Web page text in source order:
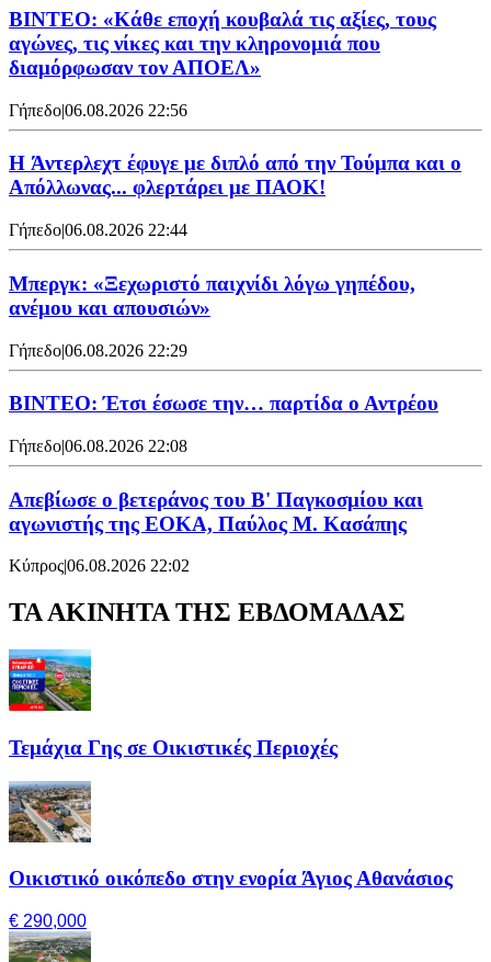
ΒΙΝΤΕΟ: «Κάθε εποχή κουβαλά τις αξίες, τους
αγώνες, τις νίκες και την κληρονομιά που
διαμόρφωσαν τον ΑΠΟΕΛ»
Γήπεδο|06.08.2026 22:56
H Άντερλεχτ έφυγε με διπλό από την Τούμπα και ο
Απόλλωνας... φλερτάρει με ΠΑΟΚ!
Γήπεδο|06.08.2026 22:44
Μπεργκ: «Ξεχωριστό παιχνίδι λόγω γηπέδου,
ανέμου και απουσιών»
Γήπεδο|06.08.2026 22:29
ΒΙΝΤΕΟ: Έτσι έσωσε την… παρτίδα ο Αντρέου
Γήπεδο|06.08.2026 22:08
Απεβίωσε ο βετεράνος του Β' Παγκοσμίου και
αγωνιστής της ΕΟΚΑ, Παύλος Μ. Κασάπης
Κύπρος|06.08.2026 22:02
ΤΑ ΑΚΙΝΗΤΑ ΤΗΣ ΕΒΔΟΜΑΔΑΣ
Τεμάχια Γης σε Οικιστικές Περιοχές
Οικιστικό οικόπεδο στην ενορία Άγιος Αθανάσιος
€ 290,000